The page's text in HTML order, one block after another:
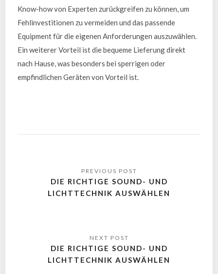
Know-how von Experten zurückgreifen zu können, um
Fehlinvestitionen zu vermeiden und das passende
Equipment für die eigenen Anforderungen auszuwählen.
Ein weiterer Vorteil ist die bequeme Lieferung direkt
nach Hause, was besonders bei sperrigen oder
empfindlichen Geräten von Vorteil ist.
DIE RICHTIGE SOUND- UND
LICHTTECHNIK AUSWÄHLEN
DIE RICHTIGE SOUND- UND
LICHTTECHNIK AUSWÄHLEN